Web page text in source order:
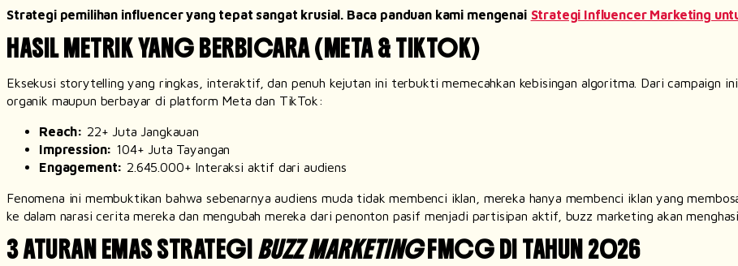
Strategi pemilihan influencer yang tepat sangat krusial. Baca panduan kami mengenai Strategi Influencer Marketing
HASIL METRIK YANG BERBICARA (META & TIKTOK)
Eksekusi storytelling yang ringkas, interaktif, dan penuh kejutan ini terbukti memecahkan kebisingan algoritma. Daricampaign
organik maupun berbayar di platform Meta dan TikTok:
Reach: 22+ Juta Jangkauan
Impression: 104+ Juta Tayangan
Engagement: 2.645.000+ Interaksi aktif dari audiens
Fenomena ini membuktikan bahwa sebenarnya audiens muda tidak membenci iklan, mereka hanya membenci iklan yang
ke dalam narasi cerita mereka dan mengubah mereka dari penonton pasif menjadi partisipan aktif, buzz marketing akan
3 ATURAN EMAS STRATEGI BUZZ MARKETINGFMCG DI TAHUN 2026